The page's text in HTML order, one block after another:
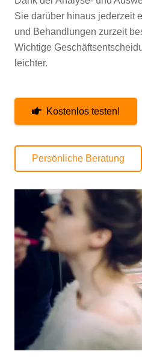
Sie darüber hinaus jederzeit
und Behandlungen zurzeit
Wichtige
leichter.
Kostenlos testen!
Persönliche Beratung